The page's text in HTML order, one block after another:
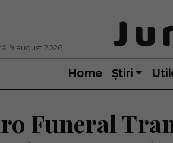
9 august 2026
Home Știri
Funeral